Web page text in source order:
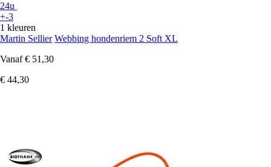
24u
+-3
1 kleuren
Martin Sellier Webbing hondenriem 2 Soft XL
Vanaf € 51,30
€ 44,30